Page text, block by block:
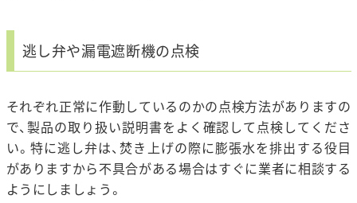
逃し弁や漏電遮断機の点検
それぞれ正常に作動しているのかの点検方法がありますの
で、製品の取り扱い説明書をよく確認して点検してくださ
い。特に逃し弁は、焚き上げの際に膨張水を排出する役目
がありますから不具合がある場合はすぐに業者に相談する
ようにしましょう。